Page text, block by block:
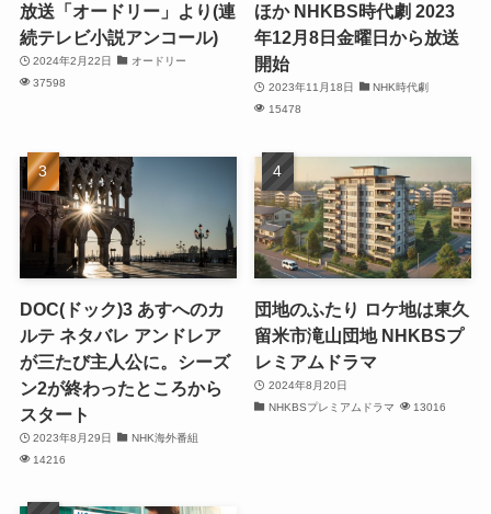
放送「オードリー」より(連
続テレビ小説アンコール)
2024年2月22日
オードリー
37598
ほか NHKBS時代劇 2023
年12月8日金曜日から放送
開始
2023年11月18日
NHK時代劇
15478
DOC(ドック)3 あすへのカ
ルテ ネタバレ アンドレア
が三たび主人公に。シーズ
ン2が終わったところから
スタート
2023年8月29日
NHK海外番組
14216
団地のふたり ロケ地は東久
留米市滝山団地 NHKBSプ
レミアムドラマ
2024年8月20日
NHKBSプレミアムドラマ
13016